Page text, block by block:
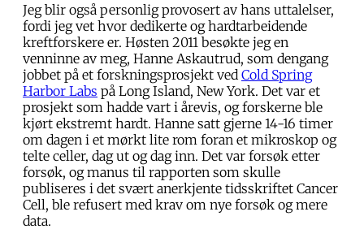
Jeg blir også personlig provosert av hans uttalelser,
fordi jeg vet hvor dedikerte og hardtarbeidende
kreftforskere er. Høsten 2011 besøkte jeg en
venninne av meg, Hanne Askautrud, som dengang
jobbet på et forskningsprosjekt ved Cold Spring
Harbor Labs på Long Island, New York. Det var et
prosjekt som hadde vart i årevis, og forskerne ble
kjørt ekstremt hardt. Hanne satt gjerne 14-16 timer
om dagen i et mørkt lite rom foran et mikroskop og
telte celler, dag ut og dag inn. Det var forsøk etter
forsøk, og manus til rapporten som skulle
publiseres i det svært anerkjente tidsskriftet Cancer
Cell, ble refusert med krav om nye forsøk og mere
data.